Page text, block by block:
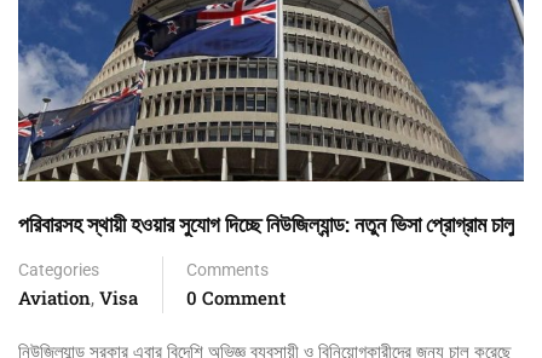
পরিবারসহ স্থায়ী হওয়ার সুযোগ দিচ্ছে নিউজিল্যান্ড: নতুন ভিসা প্রোগ্রাম চালু
Categories
Aviation, Visa
Comments
0 Comment
নিউজিল্যান্ড সরকার এবার বিদেশি অভিজ্ঞ ব্যবসায়ী ও বিনিয়োগকারীদের জন্য চালু করেছে